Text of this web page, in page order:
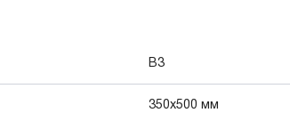
B3
350x500 мм